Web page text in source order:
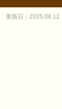
更新日：2025.08.12